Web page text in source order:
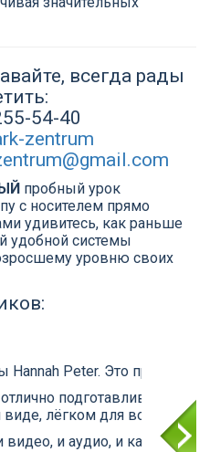
всегда рады
54-40
zentrum
пробный урок
с носителем прямо
удивитесь, как раньше
удобной системы
уровню своих
Peter. Это просто
подготавливается и
лёгком для восприятия;
видео, и аудио, и картинки,